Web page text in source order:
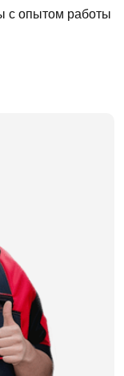
с опытом работы